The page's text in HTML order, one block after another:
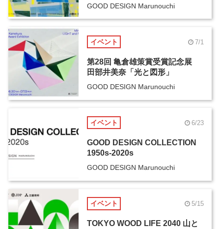
GOOD DESIGN Marunouchi
イベント 7/1
第28回 亀倉雄策賞受賞記念展
田部井美奈「光と図形」
GOOD DESIGN Marunouchi
イベント 6/23
GOOD DESIGN COLLECTION
1950s-2020s
GOOD DESIGN Marunouchi
イベント 5/15
TOKYO WOOD LIFE 2040 山と